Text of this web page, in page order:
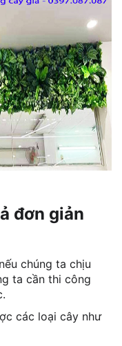
đơn giản
chúng ta chịu
ta cần thi công
các loại cây như